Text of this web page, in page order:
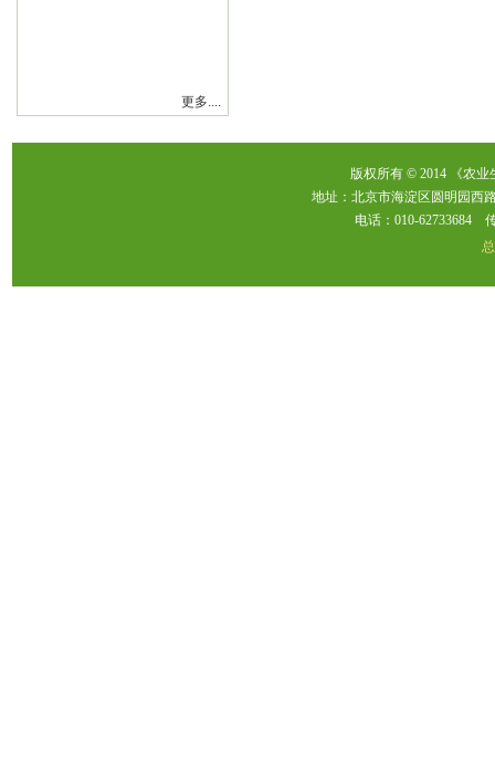
更多....
版权所有 © 2014 《农
地址：北京市海淀区圆明园西
电话：010-62733684